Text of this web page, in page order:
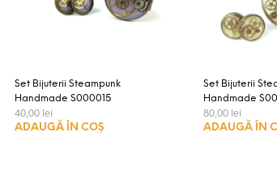
Set Bijuterii Steampunk
Handmade S000015
40,00 lei
ADAUGĂ ÎN COȘ
Set Bijuterii
Handmade
80,00 lei
ADAUGĂ ÎN